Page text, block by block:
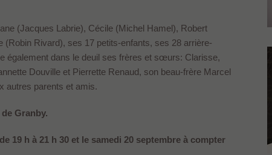
(Jacques Labrie), Cécile (Michel Hamel), Robert
Rivard), ses 17 petits-enfants, ses 28 arrière-
également dans le deuil ses frères et sœurs: Clarisse,
Douville et Pierrette Renaud, son beau-frère Marcel
autres parents et amis.
Granby.
19 h à 21 h 30 et le samedi 20 septembre à compter